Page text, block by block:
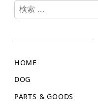
検
索
HOME
DOG
PARTS & GOODS